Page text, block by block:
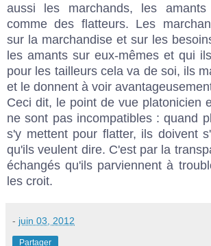
aussi les marchands, les
comme des flatteurs. Les
sur la marchandise et sur les
les amants sur eux-mêmes et qui
pour les tailleurs cela va de soi, ils
et le donnent à voir
Ceci dit, le point de vue platonicien
ne sont pas incompatibles : quand
s'y mettent pour flatter, ils doivent
qu'ils veulent dire. C'est par la
échangés qu'ils parviennent à
les croit.
- juin 03, 2012
Partager